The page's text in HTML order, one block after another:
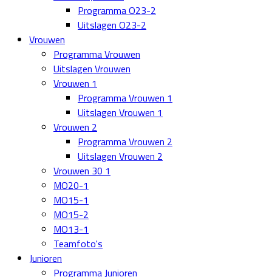
Programma O23-2
Uitslagen O23-2
Vrouwen
Programma Vrouwen
Uitslagen Vrouwen
Vrouwen 1
Programma Vrouwen 1
Uitslagen Vrouwen 1
Vrouwen 2
Programma Vrouwen 2
Uitslagen Vrouwen 2
Vrouwen 30 1
MO20-1
MO15-1
MO15-2
MO13-1
Teamfoto's
Junioren
Programma Junioren